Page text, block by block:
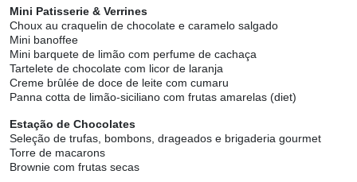
Mini Patisserie & Verrines
Choux au craquelin de chocolate e caramelo salgado
Mini banoffee
Mini barquete de limão com perfume de cachaça
Tartelete de chocolate com licor de laranja
Creme brûlée de doce de leite com cumaru
Panna cotta de limão-siciliano com frutas amarelas (diet)
Estação de Chocolates
Seleção de trufas, bombons, drageados e brigaderia gourmet
Torre de macarons
Brownie com frutas secas